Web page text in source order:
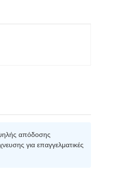
απόδοσης
για επαγγελματικές